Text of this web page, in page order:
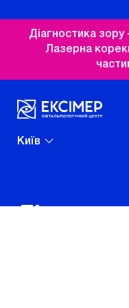
Діагностика
Лазерна
Київ